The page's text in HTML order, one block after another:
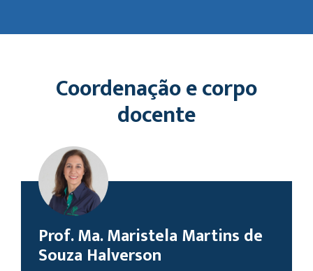
Coordenação e corpo
docente
Prof. Ma. Maristela Martins de
Souza Halverson